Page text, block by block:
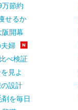
万節約
せるか
阪開幕
婦
べ検証
見よ
設計
を毎日